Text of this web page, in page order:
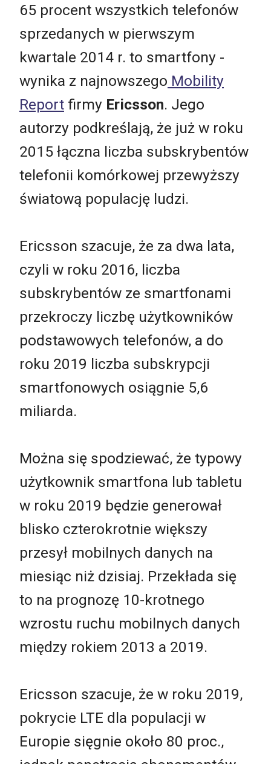
65 procent wszystkich telefonów
sprzedanych w pierwszym
kwartale 2014 r. to smartfony -
wynika z najnowszego Mobility
Report firmy Ericsson. Jego
autorzy podkreślają, że już w roku
2015 łączna liczba subskrybentów
telefonii komórkowej przewyższy
światową populację ludzi.
Ericsson szacuje, że za dwa lata,
czyli w roku 2016, liczba
subskrybentów ze smartfonami
przekroczy liczbę użytkowników
podstawowych telefonów, a do
roku 2019 liczba subskrypcji
smartfonowych osiągnie 5,6
miliarda.
Można się spodziewać, że typowy
użytkownik smartfona lub tabletu
w roku 2019 będzie generował
blisko czterokrotnie większy
przesył mobilnych danych na
miesiąc niż dzisiaj. Przekłada się
to na prognozę 10-krotnego
wzrostu ruchu mobilnych danych
między rokiem 2013 a 2019.
Ericsson szacuje, że w roku 2019,
pokrycie LTE dla populacji w
Europie sięgnie około 80 proc.,